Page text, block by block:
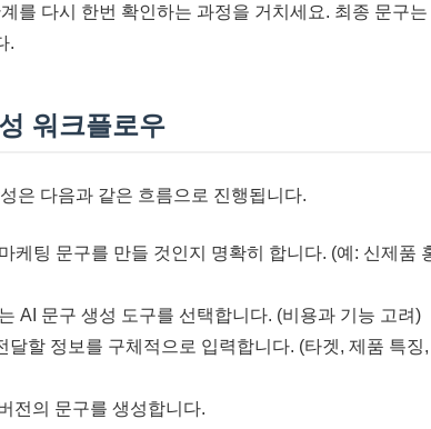
를 다시 한번 확인하는 과정을 거치세요. 최종 문구
.
워크플로우
은 다음과 같은 흐름으로 진행됩니다.
케팅 문구를 만들 것인지 명확히 합니다. (예: 신제품
AI 문구 생성 도구를 선택합니다. (비용과 기능 고려)
달할 정보를 구체적으로 입력합니다. (타겟, 제품 특징
전의 문구를 생성합니다.